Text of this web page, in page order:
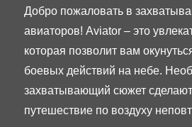
Добро пожаловать в
авиаторов! Aviator – это
которая позволит вам
боевых действий на небе.
захватывающий сюжет
путешествие по воздуху